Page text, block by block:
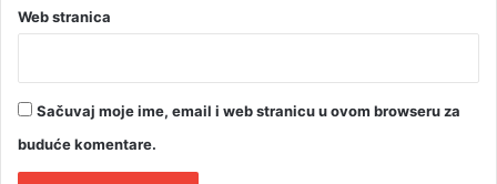
Web stranica
Sačuvaj moje ime, email i web stranicu u ovom browseru za
buduće komentare.